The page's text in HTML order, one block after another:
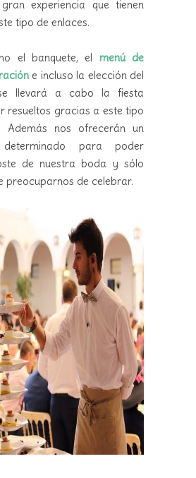
experiencia que tienen
tipo de enlaces.
el banquete, el menú de
e incluso la elección del
llevará a cabo la fiesta
resueltos gracias a este tipo
Además nos ofrecerán un
determinado para poder
de nuestra boda y sólo
preocuparnos de celebrar.